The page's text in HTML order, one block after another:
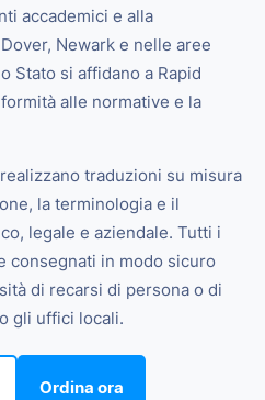
accademici e alla
Newark e nelle aree
Stato si affidano a Rapid
alle normative e la
traduzioni su misura
la terminologia e il
legale e aziendale. Tutti i
consegnati in modo sicuro
di recarsi di persona o di
gli uffici locali.
Ordina ora